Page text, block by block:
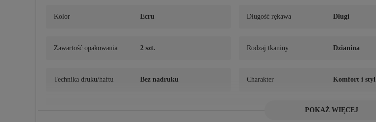
Kolor Ecru Długość rękawa Długi
Zawartość opakowania 2 szt. Rodzaj tkaniny Dzianina
Technika druku/haftu Bez nadruku Charakter Komfort i styl
Zima
POKAŻ WIĘCEJ